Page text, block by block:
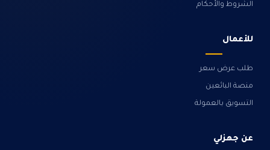
الشروط والأحكام
للأعمال
طلب عرض سعر
منصة البائعين
التسويق بالعمولة
عن جهزلي